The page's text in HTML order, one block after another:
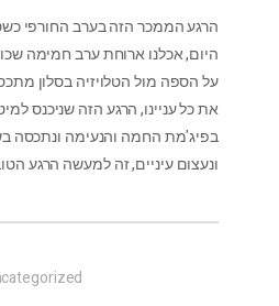
הרגע הממכר הזה בערב החורפי
היום, אכלנו ארוחת ערב חמימה
על הספה מול הטלויזיה בסלון
את כל עניינו, הרגע הזה שניכנס
בפיג'מת החמה והנעימה ונתכסה
ונעצום עיניים, זה למעשה הרגע